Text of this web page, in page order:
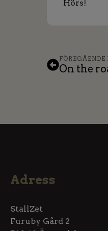
Hörs!
FÖREGÅENDE
On the
Adress
StallZet
Furuby Gård 2